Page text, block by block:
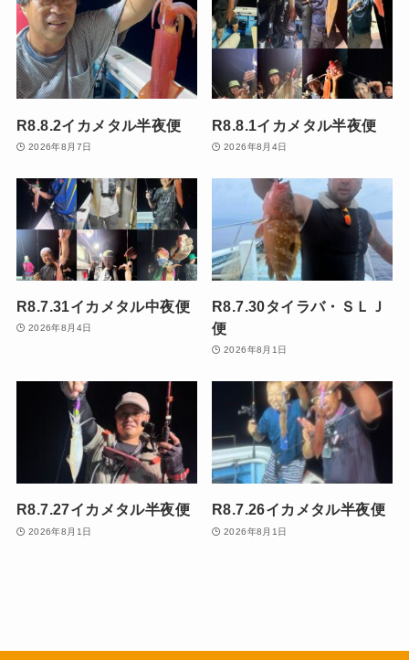
R8.8.2イカメタル半夜便
2026年8月7日
R8.8.1イカメタル半夜便
2026年8月4日
R8.7.31イカメタル中夜便
2026年8月4日
R8.7.30タイラバ・ＳＬＪ
便
2026年8月1日
R8.7.27イカメタル半夜便
2026年8月1日
R8.7.26イカメタル半夜便
2026年8月1日